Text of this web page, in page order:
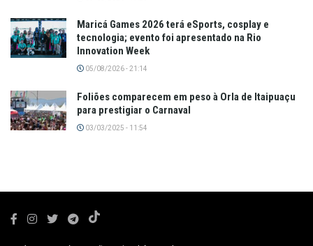
Maricá Games 2026 terá eSports, cosplay e
tecnologia; evento foi apresentado na Rio
Innovation Week
05/08/2026 - 21:14
Foliões comparecem em peso à Orla de Itaipuaçu
para prestigiar o Carnaval
03/03/2025 - 11:54